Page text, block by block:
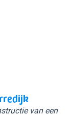
van een